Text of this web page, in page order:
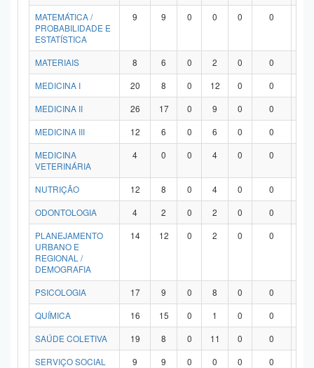
MATEMÁTICA /
PROBABILIDADE E
ESTATÍSTICA
9 9 0 0 0 0
MATERIAIS 8 6 0 2 0 0
MEDICINA I
20 8 0 12 0 0
MEDICINA II
26 17 0 9 0 0
MEDICINA III
12 6 0 6 0 0
MEDICINA
VETERINÁRIA
4 0 0 4 0 0
NUTRIÇÃO 12 8 0 4 0 0
ODONTOLOGIA
4 2 0 2 0 0
PLANEJAMENTO
URBANO E
REGIONAL /
DEMOGRAFIA
14 12 0 2 0 0
PSICOLOGIA 17 9 0 8 0 0
QUÍMICA
16 15 0 1 0 0
SAÚDE COLETIVA
19 8 0 11 0 0
SERVIÇO SOCIAL
9 9 0 0 0 0